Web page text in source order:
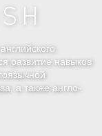
развитие навыков
а также англо-